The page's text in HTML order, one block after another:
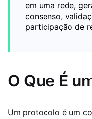
em uma rede,
consenso,
participação de
O Que É
Um protocolo é um